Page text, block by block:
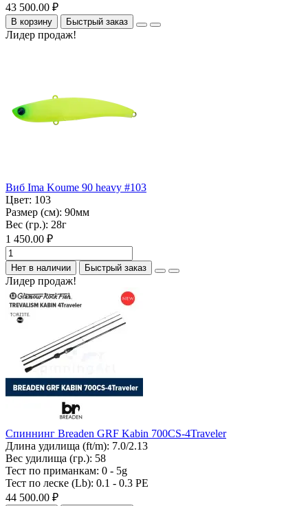
43 500.00 ₽
В корзину Быстрый заказ
Лидер продаж!
Виб Ima Koume 90 heavy #103
Цвет: 103
Размер (см): 90мм
Вес (гр.): 28г
1 450.00 ₽
Нет в наличии Быстрый заказ
Лидер продаж!
Спиннинг Breaden GRF Kabin 700CS-4Traveler
Длина удилища (ft/m): 7.0/2.13
Вес удилища (гр.): 58
Тест по приманкам: 0 - 5g
Тест по леске (Lb): 0.1 - 0.3 PE
44 500.00 ₽